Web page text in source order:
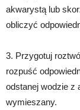
akwarystą lub
obliczyć
3. Przygotuj
rozpuść
odstanej wodzie z
wymieszany.